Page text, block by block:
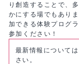
り創造することで、
かにする場でもあり
加できる体験プログ
参加ください！
最新情報について
さい。